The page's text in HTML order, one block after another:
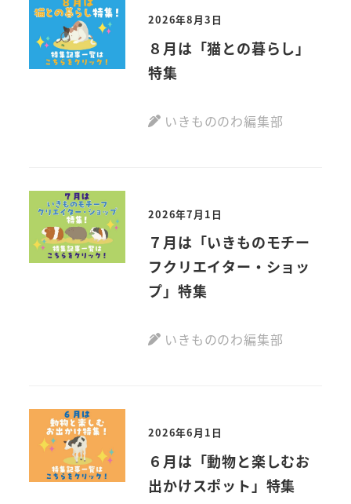
2026年8月3日
８月は「猫との暮らし」
特集
いきもののわ編集部
2026年7月1日
７月は「いきものモチー
フクリエイター・ショッ
プ」特集
いきもののわ編集部
2026年6月1日
６月は「動物と楽しむお
出かけスポット」特集